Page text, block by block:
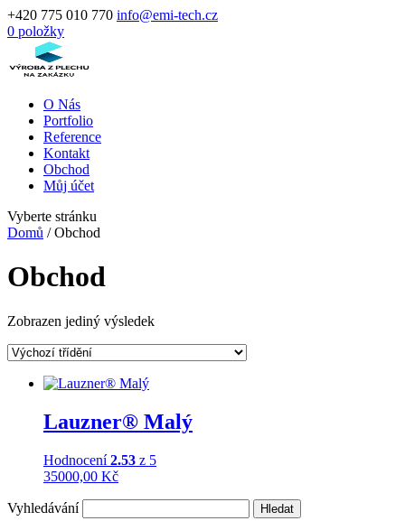
+420 775 010 770 info@emi-tech.cz
0 položky
O Nás
Portfolio
Reference
Kontakt
Obchod
Můj účet
Vyberte stránku
Domů / Obchod
Obchod
Zobrazen jediný výsledek
Lauzner® Malý
Hodnocení2.53 z 5
35000,00 Kč
Vyhledávání